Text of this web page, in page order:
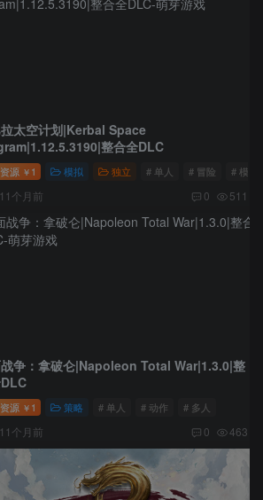
太空计划|Kerbal Space
整合全DLC
源 ￥ 1 模拟 独立 # 单人 # 冒险 # 模拟
11个月前 0 511
争：拿破仑|Napoleon Total War|1.3.0|整
源 ￥ 1 策略 # 单人 # 动作 # 多人
11个月前 0 463